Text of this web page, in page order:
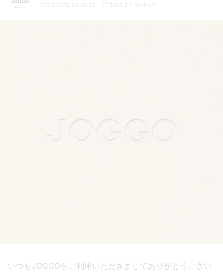
2017.1.12 03:59:33 2026.8.7 03:44:41
いつもJOGGOをご利用いただきましてありがとうござい